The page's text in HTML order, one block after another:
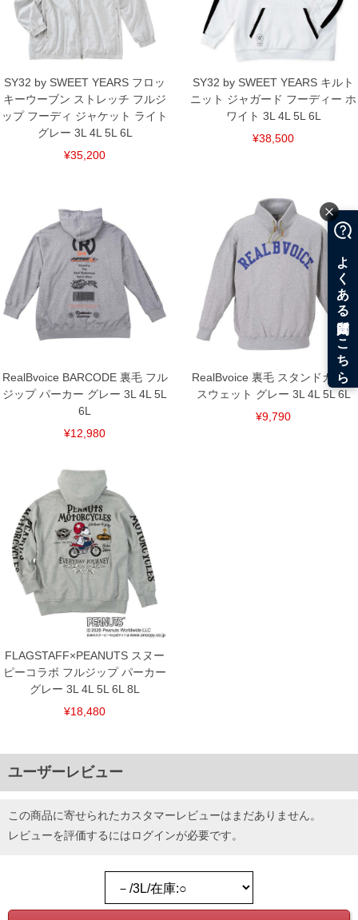
SY32 by SWEET YEARS フロッ
キーウーブン ストレッチ フルジ
ップ フーディ ジャケット ライト
グレー 3L 4L 5L 6L
¥35,200
SY32 by SWEET YEARS キルト
ニット ジャガード フーディー ホ
ワイト 3L 4L 5L 6L
¥38,500
RealBvoice BARCODE 裏毛 フル
ジップ パーカー グレー 3L 4L 5L
6L
¥12,980
RealBvoice 裏毛 スタンドカラー
スウェット グレー 3L 4L 5L 6L
¥9,790
FLAGSTAFF×PEANUTS スヌー
ピーコラボ フルジップ パーカー
グレー 3L 4L 5L 6L 8L
¥18,480
ユーザーレビュー
この商品に寄せられたカスタマーレビューはまだありません。
レビューを評価するにはログインが必要です。